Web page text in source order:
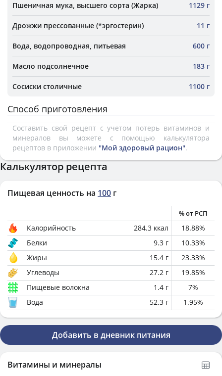
Пшеничная мука, высшего сорта (Жарка) 1129 г
Дрожжи прессованные (*эргостерин) 11 г
Вода, водопроводная, питьевая 600 г
Масло подсолнечное 183 г
Сосиски столичные 1100 г
Способ приготовления
Составить свой рецепт с учетом потерь витаминов и
минералов вы можете с помощью калькулятора
рецептов в приложении "Мой здоровый рацион".
Калькулятор рецепта
Пищевая ценность на 100 г
% от РСП
Калорийность 284.3 ккал 18.88%
Белки
9.3 г 10.33%
Жиры
15.4 г 23.33%
Углеводы
27.2 г 19.85%
Пищевые волокна
1.4 г 7%
Вода
52.3 г 1.95%
Добавить в дневник питания
Витамины и минералы